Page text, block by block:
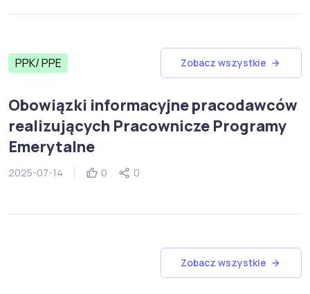
PPK/ PPE Zobacz wszystkie
Obowiązki informacyjne pracodawców
realizujących Pracownicze Programy
Emerytalne
2025-07-14 0 0
Zobacz wszystkie